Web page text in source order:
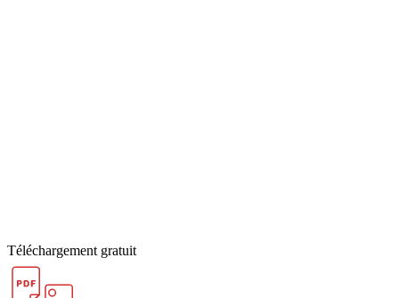
Téléchargement gratuit